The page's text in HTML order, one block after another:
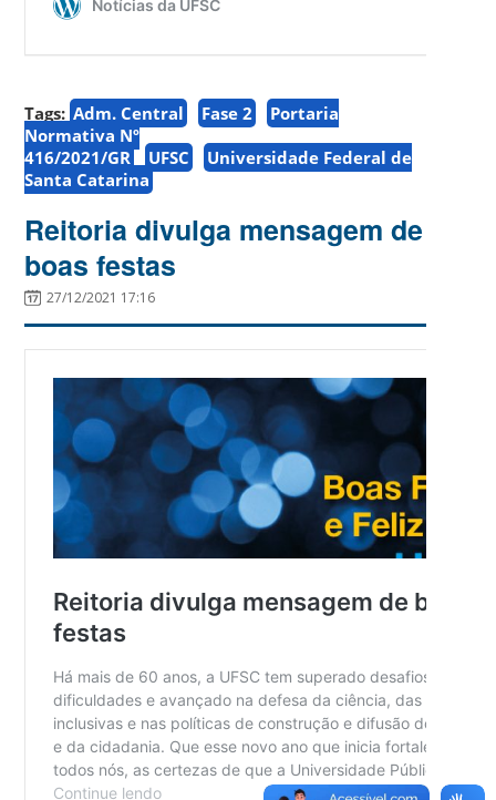
Tags: Adm. Central Fase 2
Portaria
Normativa Nº
416/2021/GR
UFSC
Universidade Federal de
Santa Catarina
Reitoria divulga mensagem de
boas festas
27/12/2021 17:16